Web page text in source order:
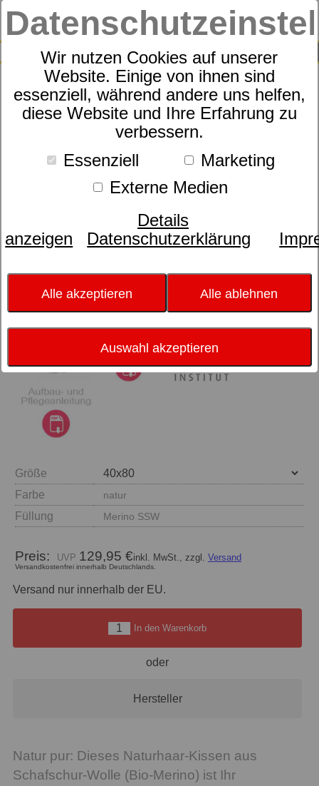
Wir nutzen Cookies auf unserer
Website. Einige von ihnen sind
essenziell, während andere uns helfen,
diese Website und Ihre Erfahrung zu
verbessern.
Essenziell
Marketing
Externe Medien
Details
anzeigen
Datenschutzerklärung
Alle akzeptieren Alle ablehnen
Auswahl akzeptieren
SUCHE
0
Kissen
dormabell active air - nature
Größe
Farbe
natur
Füllung Merino SSW
Preis: 129,95 €inkl. MwSt., zzgl. Versand
Versandkostenfrei innerhalb Deutschlands.
Versand nur innerhalb der EU.
In den Warenkorb
oder
Hersteller
Natur pur: Dieses Naturhaar-Kissen aus
Schafschur-Wolle (Bio-Merino) ist Ihr